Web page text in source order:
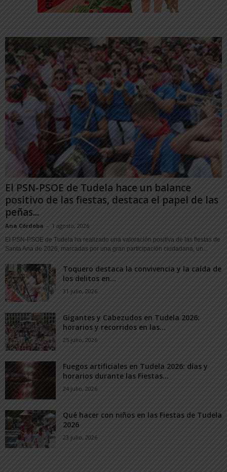
El PSN-PSOE de Tudela hace un balance
positivo de las fiestas, destaca el papel de las
peñas...
Ana Córdoba - 1 agosto, 2026
El PSN-PSOE de Tudela ha realizado una valoración positiva de las fiestas de
Santa Ana de 2026, marcadas por una gran participación ciudadana, un...
Toquero destaca la convivencia y la caída de
los delitos en...
31 julio, 2026
Gigantes y Cabezudos en Tudela 2026:
horarios y recorridos en las...
25 julio, 2026
Fuegos artificiales en Tudela 2026: días y
horarios durante las Fiestas...
24 julio, 2026
Qué hacer con niños en las Fiestas de Tudela
2026
23 julio, 2026